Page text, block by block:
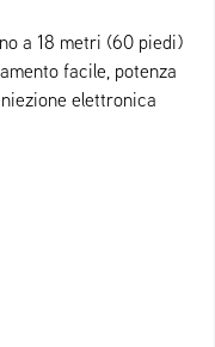
a 18 metri (60 piedi)
facile, potenza
elettronica